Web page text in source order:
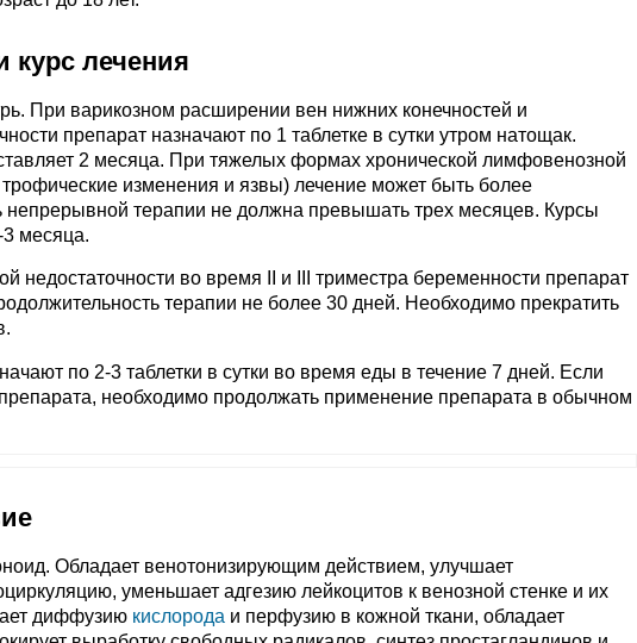
курс лечения
При варикозном расширении вен нижних конечностей и
препарат назначают по 1 таблетке в сутки утром натощак.
2 месяца. При тяжелых формах хронической лимфовенозной
трофические изменения и язвы) лечение может быть более
терапии не должна превышать трех месяцев. Курсы
месяца.
недостаточности во время II и III триместра беременности препарат
терапии не более 30 дней. Необходимо прекратить
по 2-3 таблетки в сутки во время еды в течение 7 дней. Если
необходимо продолжать применение препарата в обычном
Обладает венотонизирующим действием, улучшает
уменьшает адгезию лейкоцитов к венозной стенке и их
диффузию кислорода и перфузию в кожной ткани, обладает